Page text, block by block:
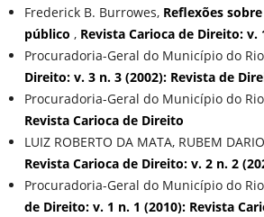
Frederick B. Burrowes, Reflexões
público , Revista Carioca de Direito: v.
Procuradoria-Geral do Município do
Direito: v. 3 n. 3 (2002): Revista de
Procuradoria-Geral do Município do
Revista Carioca de Direito
LUIZ ROBERTO DA MATA, RUBEM
Revista Carioca de Direito: v. 2 n. 2
Procuradoria-Geral do Município do
de Direito: v. 1 n. 1 (2010): Revista